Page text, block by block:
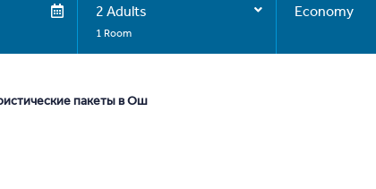
2 Adults
1 Room
Economy
пакеты в Ош